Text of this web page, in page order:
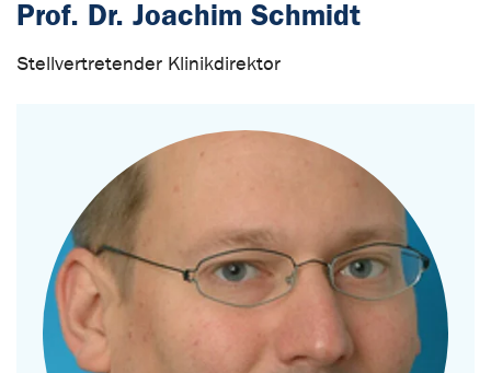
Prof. Dr. Joachim Schmidt
Stellvertretender Klinikdirektor